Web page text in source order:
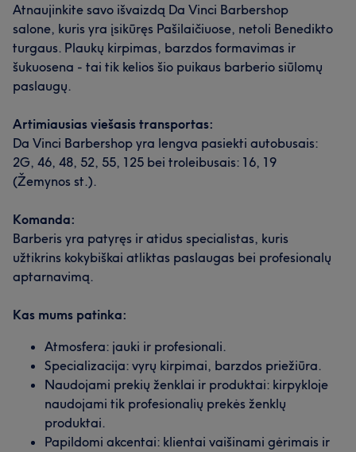
Atnaujinkite savo išvaizdą Da Vinci Barbershop
salone, kuris yra įsikūręs Pašilaičiuose, netoli Benedikto
turgaus. Plaukų kirpimas, barzdos formavimas ir
šukuosena - tai tik kelios šio puikaus barberio siūlomų
paslaugų.
Artimiausias viešasis transportas:
Da Vinci Barbershop yra lengva pasiekti autobusais:
2G, 46, 48, 52, 55, 125 bei troleibusais: 16, 19
(Žemynos st.).
Komanda:
Barberis yra patyręs ir atidus specialistas, kuris
užtikrins kokybiškai atliktas paslaugas bei profesionalų
aptarnavimą.
Kas mums patinka:
Atmosfera: jauki ir profesionali.
Specializacija: vyrų kirpimai, barzdos priežiūra.
Naudojami prekių ženklai ir produktai: kirpykloje
naudojami tik profesionalių prekės ženklų
produktai.
Papildomi akcentai: klientai vaišinami gėrimais ir